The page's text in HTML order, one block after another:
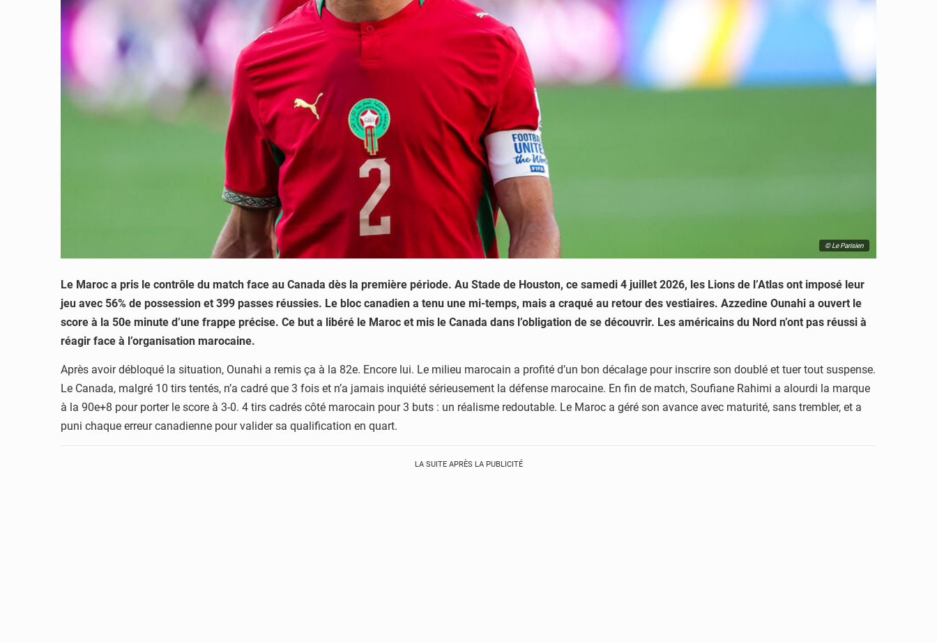
© Le Parisien
Le Maroc a pris le contrôle du match face au Canada dès la première période. Au Stade de Houston, ce samedi 4 juillet 2026, les Lions de l’Atlas ont imposé leur
jeu avec 56% de possession et 399 passes réussies. Le bloc canadien a tenu une mi-temps, mais a craqué au retour des vestiaires. Azzedine Ounahi a ouvert le
score à la 50e minute d’une frappe précise. Ce but a libéré le Maroc et mis le Canada dans l’obligation de se découvrir. Les américains du Nord n’ont pas réussi à
réagir face à l’organisation marocaine.
Après avoir débloqué la situation, Ounahi a remis ça à la 82e. Encore lui. Le milieu marocain a profité d’un bon décalage pour inscrire son doublé et tuer tout suspense.
Le Canada, malgré 10 tirs tentés, n’a cadré que 3 fois et n’a jamais inquiété sérieusement la défense marocaine. En fin de match, Soufiane Rahimi a alourdi la marque
à la 90e+8 pour porter le score à 3-0. 4 tirs cadrés côté marocain pour 3 buts : un réalisme redoutable. Le Maroc a géré son avance avec maturité, sans trembler, et a
puni chaque erreur canadienne pour valider sa qualification en quart.
LA SUITE APRÈS LA PUBLICITÉ